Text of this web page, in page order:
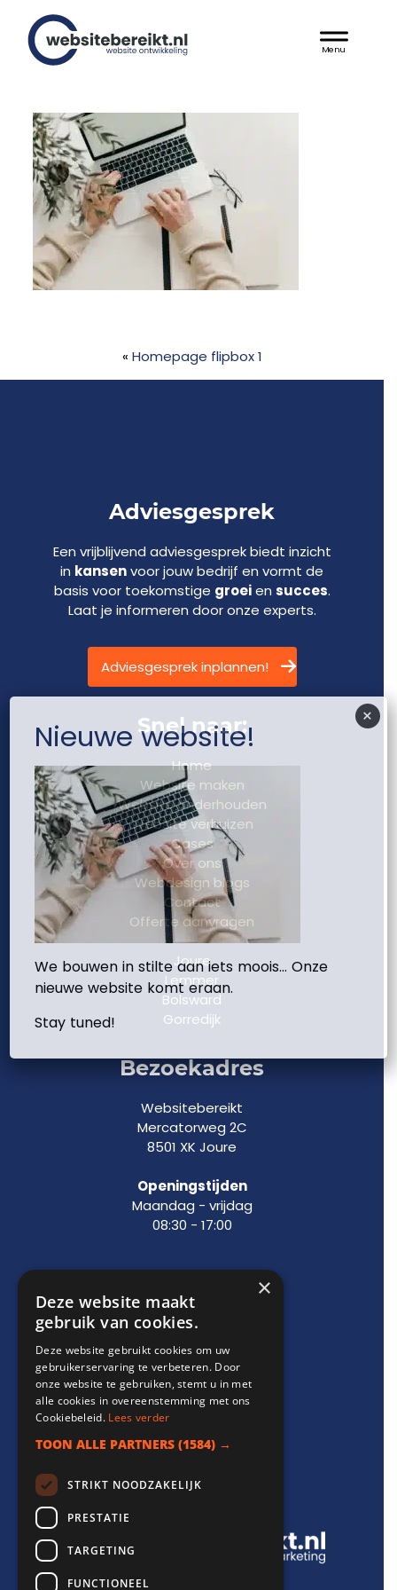
naar
de
hoofd
Websitebereikt.nl
Header
« Homepage flipbox 1
Adviesgesprek
Een vrijblijvend adviesgesprek biedt inzicht
in kansenvoor jouw bedrijf en vormt de
basis voor toekomstige groeien succes.
Laat je informeren door onze experts.
Adviesgesprek inplannen!
Snel naar:
Home
Website maken
Website onderhouden
Website verhuizen
Cases
Over ons
Webdesign blogs
Contact
Offerte aanvragen
Joure
Lemmer
Bolsward
Gorredijk
Bezoekadres
Websitebereikt
Mercatorweg 2C
8501 XK Joure
Openingstijden
Maandag - vrijdag
08:30 - 17:00
Support
info@websitebereikt.nl
085-8209770
Nieuwe website!
We bouwen in stilte aan iets moois… Onze
nieuwe website komt eraan.
Stay tuned!
×
×
Deze website maakt
gebruik van cookies.
Deze website gebruikt cookies om uw
gebruikerservaring te verbeteren. Door
onze website te gebruiken, stemt u in met
alle cookies in overeenstemming met ons
Cookiebeleid. Lees verder
TOON ALLE PARTNERS (1584) →
STRIKT NOODZAKELIJK
PRESTATIE
TARGETING
FUNCTIONEEL